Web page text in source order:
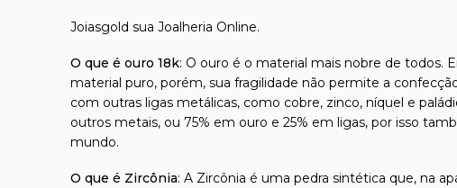
Joiasgold sua Joalheria Online.
O que é ouro 18k: O ouro é o material mais nobre de todos.
material puro, porém, sua fragilidade não permite a
com outras ligas metálicas, como cobre, zinco, níquel e
outros metais, ou 75% em ouro e 25% em ligas, por isso
mundo.
O que é Zircônia: A Zircônia é uma pedra sintética que, na